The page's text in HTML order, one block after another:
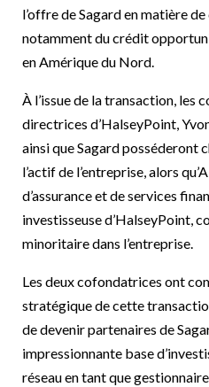
l’offre de Sagard en matière
notamment du crédit
en Amérique du Nord.
À l’issue de la transaction, les
directrices d’HalseyPoint,
ainsi que Sagard posséderont
l’actif de l’entreprise, alors
d’assurance et de services
investisseuse d’HalseyPoint,
minoritaire dans l’entreprise.
Les deux cofondatrices ont
stratégique de cette
de devenir partenaires de
impressionnante base
réseau en tant que